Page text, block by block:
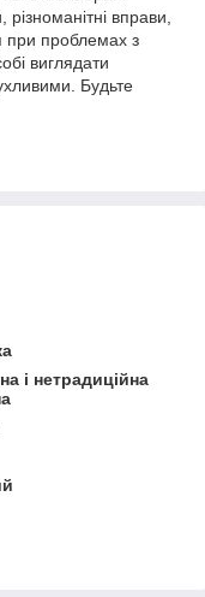
вправи,
при проблемах з
виглядати
Будьте
і нетрадиційна